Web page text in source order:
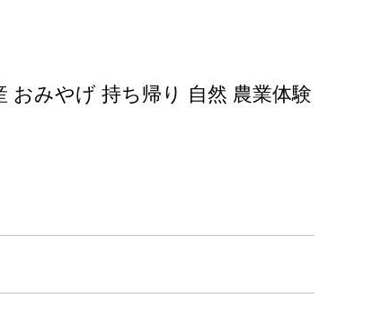
おみやげ 持ち帰り 自然 農業体験